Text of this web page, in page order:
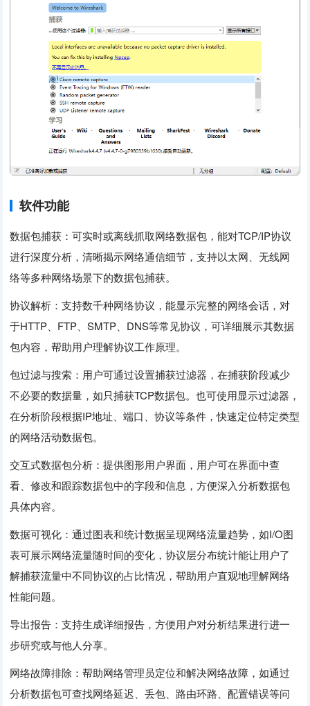
软件功能
数据包捕获：可实时或离线抓取网络数据包，能对TCP/IP协议
进行深度分析，清晰揭示网络通信细节，支持以太网、无线网
络等多种网络场景下的数据包捕获。
协议解析：支持数千种网络协议，能显示完整的网络会话，对
于HTTP、FTP、SMTP、DNS等常见协议，可详细展示其数据
包内容，帮助用户理解协议工作原理。
包过滤与搜索：用户可通过设置捕获过滤器，在捕获阶段减少
不必要的数据量，如只捕获TCP数据包。也可使用显示过滤器，
在分析阶段根据IP地址、端口、协议等条件，快速定位特定类型
的网络活动数据包。
交互式数据包分析：提供图形用户界面，用户可在界面中查
看、修改和跟踪数据包中的字段和信息，方便深入分析数据包
具体内容。
数据可视化：通过图表和统计数据呈现网络流量趋势，如I/O图
表可展示网络流量随时间的变化，协议层分布统计能让用户了
解捕获流量中不同协议的占比情况，帮助用户直观地理解网络
性能问题。
导出报告：支持生成详细报告，方便用户对分析结果进行进一
步研究或与他人分享。
网络故障排除：帮助网络管理员定位和解决网络故障，如通过
分析数据包可查找网络延迟、丢包、路由环路、配置错误等问